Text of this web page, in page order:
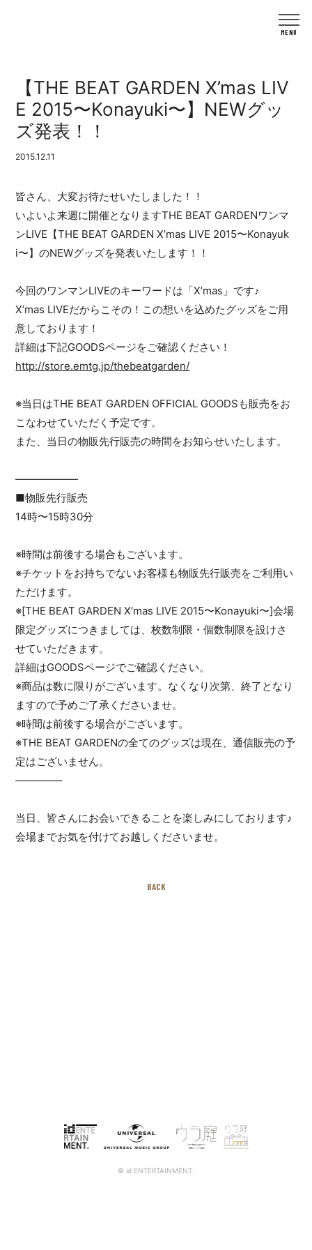
【THE BEAT GARDEN X’mas LIV
E 2015〜Konayuki〜】NEWグッ
ズ発表！！
2015.12.11
皆さん、大変お待たせいたしました！！
いよいよ来週に開催となりますTHE BEAT GARDENワンマ
ンLIVE【THE BEAT GARDEN X’mas LIVE 2015〜Konayuk
i〜】のNEWグッズを発表いたします！！
今回のワンマンLIVEのキーワードは「X’mas」です♪
X’mas LIVEだからこその！この想いを込めたグッズをご用
意しております！
詳細は下記GOODSページをご確認ください！
http://store.emtg.jp/thebeatgarden/
※当日はTHE BEAT GARDEN OFFICIAL GOODSも販売をお
こなわせていただく予定です。
また、当日の物販先行販売の時間をお知らせいたします。
——————
■物販先行販売
14時〜15時30分
※時間は前後する場合もございます。
※チケットをお持ちでないお客様も物販先行販売をご利用い
ただけます。
※[THE BEAT GARDEN X’mas LIVE 2015〜Konayuki〜]会場
限定グッズにつきましては、枚数制限・個数制限を設けさ
せていただきます。
詳細はGOODSページでご確認ください。
※商品は数に限りがございます。なくなり次第、終了となり
ますので予めご了承くださいませ。
※時間は前後する場合がございます。
※THE BEAT GARDENの全てのグッズは現在、通信販売の予
定はございません。
————–
当日、皆さんにお会いできることを楽しみにしております♪
会場までお気を付けてお越しくださいませ。
BACK
© id ENTERTAINMENT.